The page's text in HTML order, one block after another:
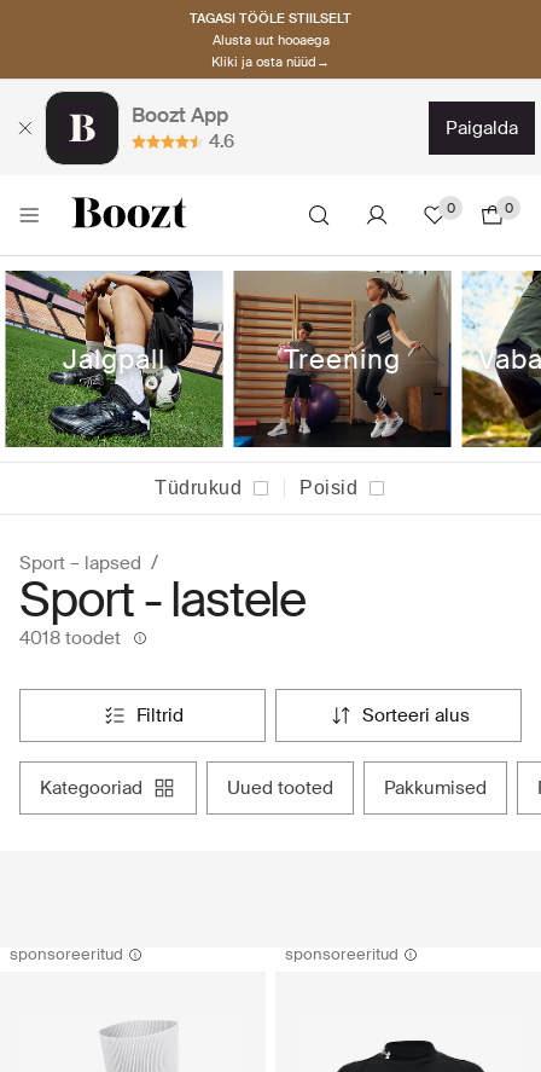
TAGASI TÖÖLE STIILSELT
Alusta uut hooaega
Kliki ja osta nüüd→
Boozt App
4.6
paigalda
0 0
Jalgpall Treening
Tüdrukud Poisid
Sport – lapsed
Sport - lastele
4018 toodet
filtrid sorteeri alus
kategooriad uued tooted pakkumised
sponsoreeritud sponsoreeritud